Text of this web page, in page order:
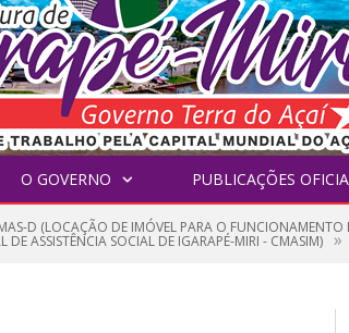
O GOVERNO PUBLICAÇÕES
D (LOCAÇÃO DE IMÓVEL PARA O
ASSISTÊNCIA SOCIAL DE IGARAPÉ-MIRI - CMASIM) »